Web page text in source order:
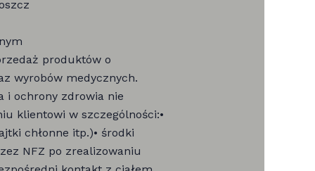
produktów o
wyrobów medycznych.
i ochrony zdrowia nie
klientowi w szczególności:•
chłonne itp.)• środki
NFZ po zrealizowaniu